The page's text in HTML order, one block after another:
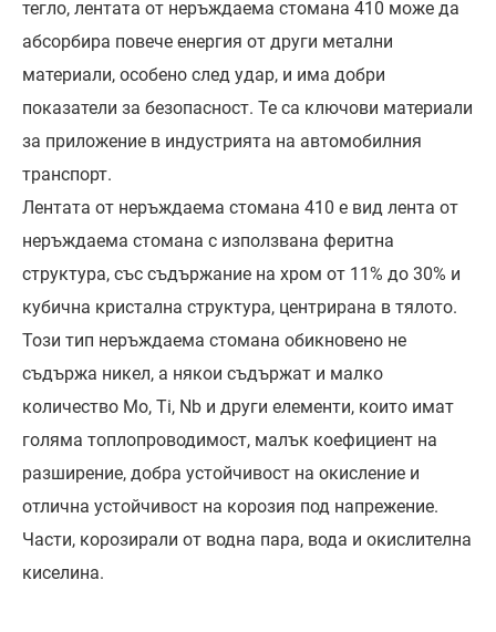
тегло, лентата от неръждаема стомана 410 може да
абсорбира повече енергия от други метални
материали, особено след удар, и има добри
показатели за безопасност. Те са ключови материали
за приложение в индустрията на автомобилния
транспорт.
Лентата от неръждаема стомана 410 е вид лента от
неръждаема стомана с използвана феритна
структура, със съдържание на хром от 11% до 30% и
кубична кристална структура, центрирана в тялото.
Този тип неръждаема стомана обикновено не
съдържа никел, а някои съдържат и малко
количество Mo, Ti, Nb и други елементи, които имат
голяма топлопроводимост, малък коефициент на
разширение, добра устойчивост на окисление и
отлична устойчивост на корозия под напрежение.
Части, корозирали от водна пара, вода и окислителна
киселина.